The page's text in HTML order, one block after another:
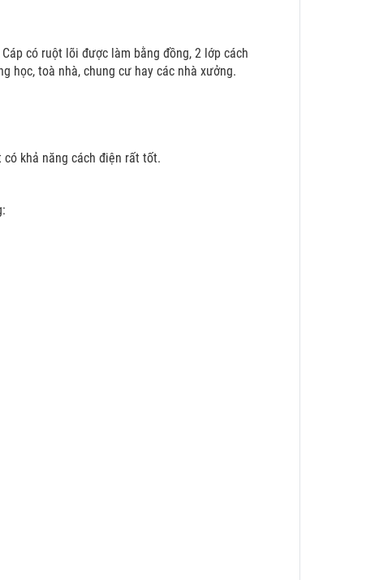
có ruột lõi được làm bằng đồng, 2 lớp cách
học, toà nhà, chung cư hay các nhà xưởng.
khả năng cách điện rất tốt.